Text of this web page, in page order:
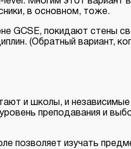
в основном, тоже.
GCSE, покидают стены
(Обратный вариант,
и школы, и
преподавания и
позволяет изучать